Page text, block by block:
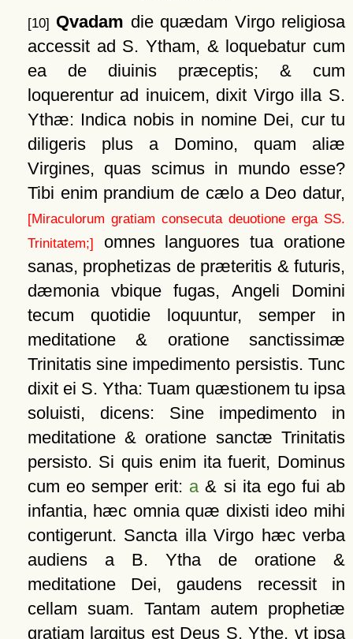
[10] Qvadam die quædam Virgo religiosa
accessit ad S. Ytham, & loquebatur cum
ea de diuinis præceptis; & cum
loquerentur ad inuicem, dixit Virgo illa S.
Ythæ: Indica nobis in nomine Dei, cur tu
diligeris plus a Domino, quam aliæ
Virgines, quas scimus in mundo esse?
Tibi enim prandium de cælo a Deo datur,
[Miraculorum gratiam consecuta deuotione erga SS.
Trinitatem;]
omnes languores tua oratione
sanas, prophetizas de præteritis & futuris,
dæmonia vbique fugas, Angeli Domini
tecum quotidie loquuntur, semper in
meditatione & oratione sanctissimæ
Trinitatis sine impedimento persistis. Tunc
dixit ei S. Ytha: Tuam quæstionem tu ipsa
soluisti, dicens: Sine impedimento in
meditatione & oratione sanctæ Trinitatis
persisto. Si quis enim ita fuerit, Dominus
cum eo semper erit: a& si ita ego fui ab
infantia, hæc omnia quæ dixisti ideo mihi
contigerunt. Sancta illa Virgo hæc verba
audiens a B. Ytha de oratione &
meditatione Dei, gaudens recessit in
cellam suam. Tantam autem prophetiæ
gratiam largitus est Deus S. Ythe, vt ipsa